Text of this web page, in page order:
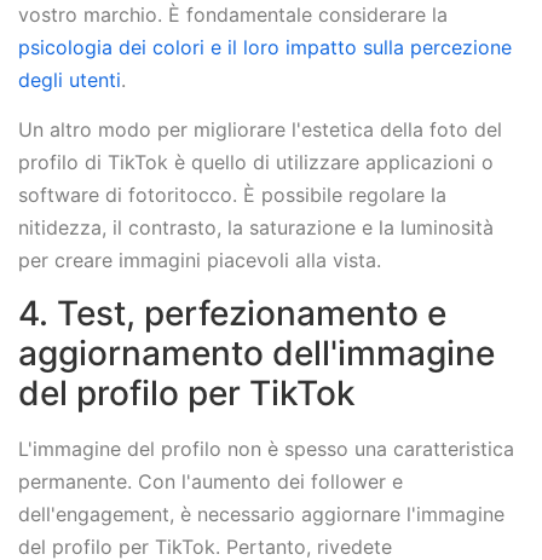
vostro marchio. È fondamentale considerare la
psicologia dei colori e il loro impatto sulla percezione
degli utenti.
Un altro modo per migliorare l'estetica della foto del
profilo di TikTok è quello di utilizzare applicazioni o
software di fotoritocco. È possibile regolare la
nitidezza, il contrasto, la saturazione e la luminosità
per creare immagini piacevoli alla vista.
4. Test, perfezionamento e
aggiornamento dell'immagine
del profilo per TikTok
L'immagine del profilo non è spesso una caratteristica
permanente. Con l'aumento dei follower e
dell'engagement, è necessario aggiornare l'immagine
del profilo per TikTok. Pertanto, rivedete